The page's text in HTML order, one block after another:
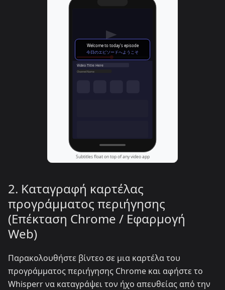
2. Καταγραφή καρτέλας
προγράμματος περιήγησης
(Επέκταση Chrome / Εφαρμογή
Web)
Παρακολουθήστε βίντεο σε μια καρτέλα του
προγράμματος περιήγησης Chrome και αφήστε το
Whisperr να καταγράψει τον ήχο απευθείας από την